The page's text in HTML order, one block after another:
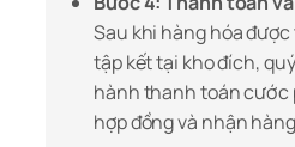
Sau khi hàng hóa
tập kết tại kho đích,
hành thanh toán cước
hợp đồng và nhận